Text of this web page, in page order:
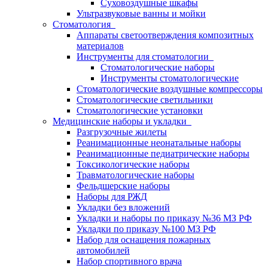
Суховоздушные шкафы
Ультразвуковые ванны и мойки
Стоматология
Аппараты светоотверждения композитных
материалов
Инструменты для стоматологии
Стоматологические наборы
Инструменты стоматологические
Стоматологические воздушные компрессоры
Стоматологические светильники
Стоматологические установки
Медицинские наборы и укладки
Разгрузочные жилеты
Реанимационные неонатальные наборы
Реанимационные педиатрические наборы
Токсикологические наборы
Травматологические наборы
Фельдшерские наборы
Наборы для РЖД
Укладки без вложений
Укладки и наборы по приказу №36 МЗ РФ
Укладки по приказу №100 МЗ РФ
Набор для оснащения пожарных
автомобилей
Набор спортивного врача